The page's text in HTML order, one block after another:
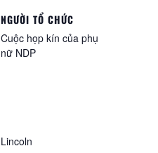
NGƯỜI TỔ CHỨC
Cuộc họp kín của phụ
nữ NDP